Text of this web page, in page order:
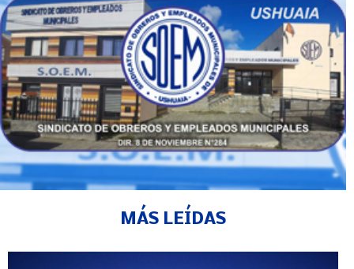
MÁS LEÍDAS